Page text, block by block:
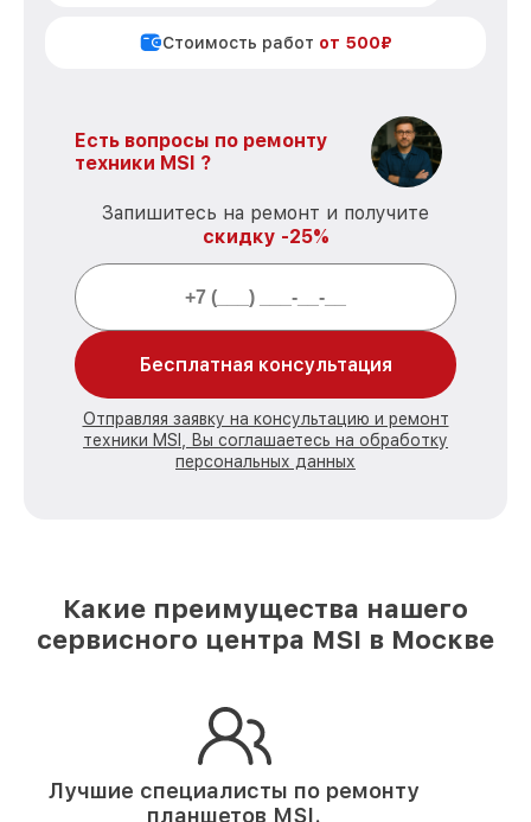
Стоимость работ от 500₽
Есть вопросы по ремонту
техники MSI ?
Запишитесь на ремонт и получите
скидку -25%
Бесплатная консультация
Отправляя заявку на консультацию и ремонт
техники MSI, Вы соглашаетесь на обработку
персональных данных
Какие преимущества нашего
сервисного центра MSI в Москве
Лучшие специалисты по ремонту
планшетов MSI.